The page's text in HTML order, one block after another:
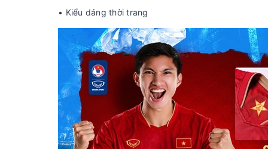
• Kiểu dáng thời trang